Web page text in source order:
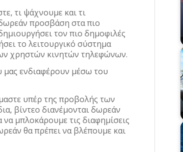
τι ψάχνουμε και τι
προσβάση στα πιο
τον πιο δημοφιλές
το λειτουργικό σύστημα
χρηστών κινητών τηλεφώνων.
μας ενδιαφέρουν μέσω του
υπέρ της προβολής των
βίντεο διανέμονται δωρεάν
μπλοκάρουμε τις διαφημίσεις
θα πρέπει να βλέπουμε και